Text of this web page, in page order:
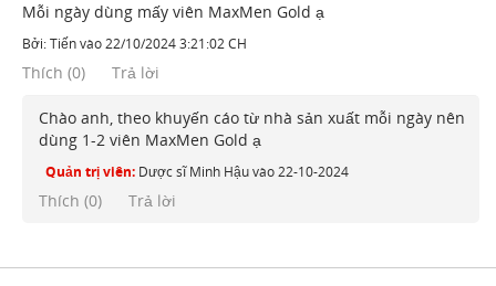
Mỗi ngày dùng mấy viên MaxMen Gold ạ
Bởi:Tiếnvào22/10/2024 3:21:02 CH
Thích (0) Trả lời
Chào anh, theo khuyến cáo từ nhà sản xuất mỗi ngày nên
dùng 1-2 viên MaxMen Gold ạ
Quản trị viên: Dược sĩ Minh Hậuvào22-10-2024
Thích (0) Trả lời